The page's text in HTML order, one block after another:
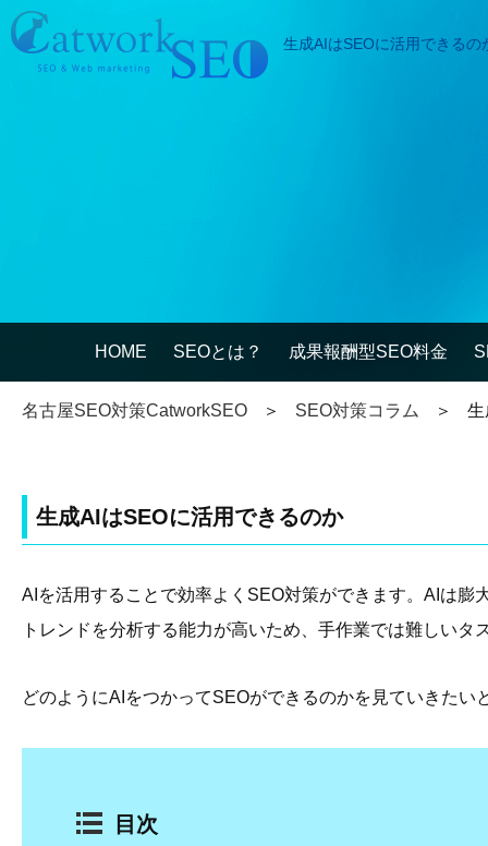
生成AIはSEOに活用できる
HOME SEOとは？ 成果報酬型SEO料金
名古屋SEO対策CatworkSEO SEO対策コラム 生
生成AIはSEOに活用できるのか
AIを活用することで効率よくSEO対策ができます。AIは
トレンドを分析する能力が高いため、手作業では難しいタ
どのようにAIをつかってSEOができるのかを見ていきたい
目次
よくある質問